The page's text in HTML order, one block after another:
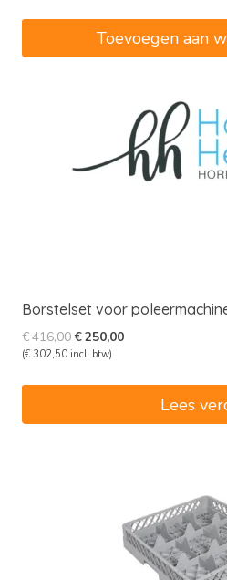
€35,00.Toevoegen aan
Borstelset voor
€416,00Oorspronkelijke
prijs
€250,00Huidige
(€ 302,50 incl. btw)
Lees